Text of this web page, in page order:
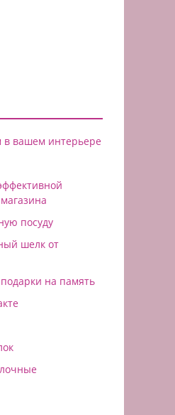
в вашем интерьере
посуду
шелк от
на память